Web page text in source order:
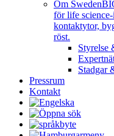
Om
för life
kontaktytor,
röst.
Styrelse
Stadgar
Pressrum
Kontakt